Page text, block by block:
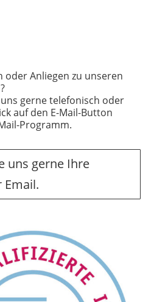
oder Anliegen zu unseren
gerne telefonisch oder
auf den E-Mail-Button
Programm.
uns gerne Ihre
Email.